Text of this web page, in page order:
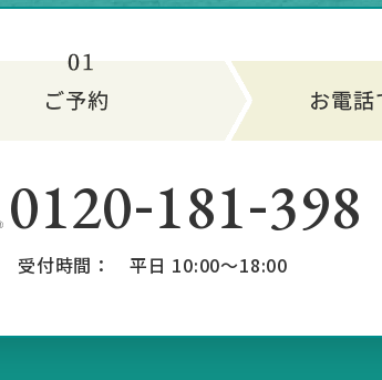
0120-181-398
受付時間： 平日 10:00～18:00